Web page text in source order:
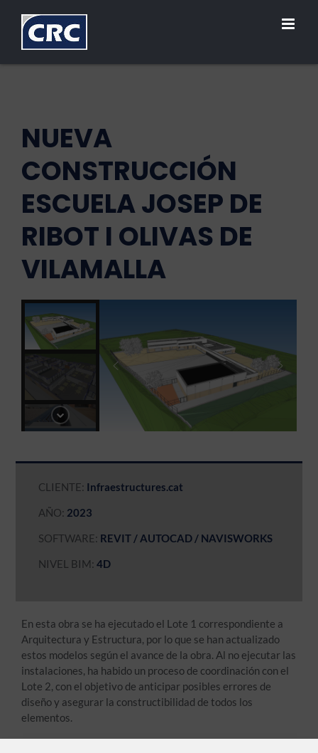
contenido
NUEVA
CONSTRUCCIÓN
ESCUELA JOSEP DE
RIBOT I OLIVAS DE
VILAMALLA
CLIENTE: Infraestructures.cat
AÑO: 2023
SOFTWARE: REVIT / AUTOCAD / NAVISWORKS
NIVEL BIM:4D
En esta obra se ha ejecutado el Lote 1 correspondiente a
Arquitectura y Estructura, por lo que se han actualizado
estos modelos según el avance de la obra. Al no ejecutar las
instalaciones, ha habido un proceso de coordinación con el
Lote 2, con el objetivo de anticipar posibles errores de
diseño y asegurar la constructibilidad de todos los
elementos.